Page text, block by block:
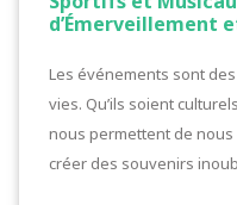
d’Émerveillement
Les événements sont
vies. Qu’ils soient
nous permettent de
créer des souvenirs